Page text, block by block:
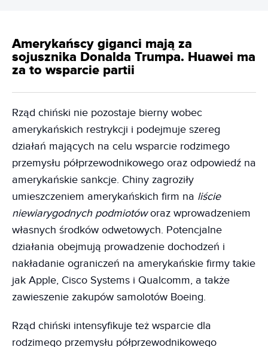
Amerykańscy giganci mają za
sojusznika Donalda Trumpa. Huawei ma
za to wsparcie partii
Rząd chiński nie pozostaje bierny wobec
amerykańskich restrykcji i podejmuje szereg
działań mających na celu wsparcie rodzimego
przemysłu półprzewodnikowego oraz odpowiedź na
amerykańskie sankcje. Chiny zagroziły
umieszczeniem amerykańskich firm na liście
niewiarygodnych podmiotóworaz wprowadzeniem
własnych środków odwetowych. Potencjalne
działania obejmują prowadzenie dochodzeń i
nakładanie ograniczeń na amerykańskie firmy takie
jak Apple, Cisco Systems i Qualcomm, a także
zawieszenie zakupów samolotów Boeing.
Rząd chiński intensyfikuje też wsparcie dla
rodzimego przemysłu półprzewodnikowego